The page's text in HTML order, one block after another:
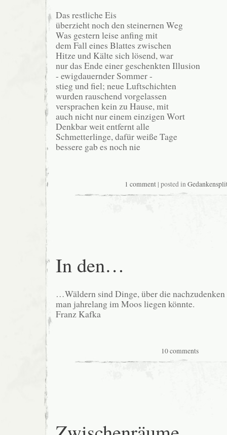
Das restliche Eis
überzieht noch den steinernen Weg
Was gestern leise anfing mit
dem Fall eines Blattes zwischen
Hitze und Kälte sich lösend, war
nur das Ende einer geschenkten Illusion
- ewigdauernder Sommer -
stieg und fiel; neue Luftschichten
wurden rauschend vorgelassen
versprachen kein zu Hause, mit
auch nicht nur einem einzigen Wort
Denkbar weit entfernt alle
Schmetterlinge, dafür weiße Tage
bessere gab es noch nie
1 comment| posted in
In den…
…Wäldern sind Dinge, über die nachzudenken
man jahrelang im Moos liegen könnte.
Franz Kafka
10 comments